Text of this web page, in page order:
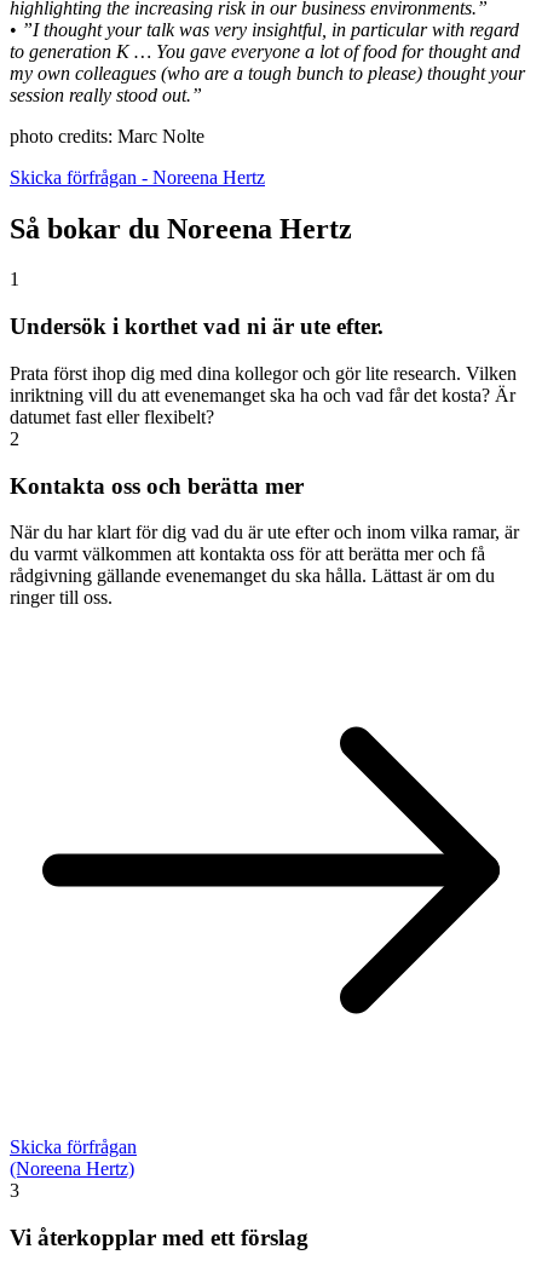
highlighting the increasing risk in our business environments.”
• ”I thought your talk was very insightful, in particular with regard
to generation K … You gave everyone a lot of food for thought and
my own colleagues (who are a tough bunch to please) thought your
session really stood out.”
photo credits: Marc Nolte
Skicka förfrågan - Noreena Hertz
Så bokar du Noreena Hertz
1
Undersök i korthet vad ni är ute efter.
Prata först ihop dig med dina kollegor och gör lite research. Vilken
inriktning vill du att evenemanget ska ha och vad får det kosta? Är
datumet fast eller flexibelt?
2
Kontakta oss och berätta mer
När du har klart för dig vad du är ute efter och inom vilka ramar, är
du varmt välkommen att kontakta oss för att berätta mer och få
rådgivning gällande evenemanget du ska hålla. Lättast är om du
ringer till oss.
Skicka förfrågan
(Noreena Hertz)
3
Vi återkopplar med ett förslag